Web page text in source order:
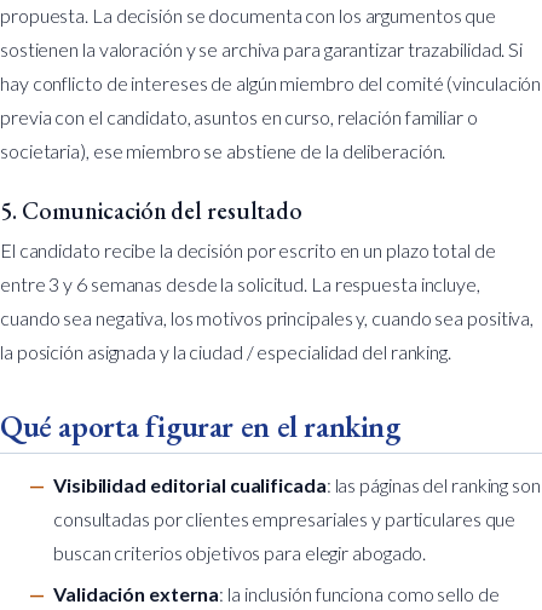
propuesta. La decisión se documenta con los argumentos que
sostienen la valoración y se archiva para garantizar trazabilidad. Si
hay conflicto de intereses de algún miembro del comité (vinculación
previa con el candidato, asuntos en curso, relación familiar o
societaria), ese miembro se abstiene de la deliberación.
5. Comunicación del resultado
El candidato recibe la decisión por escrito en un plazo total de
entre 3 y 6 semanas desde la solicitud. La respuesta incluye,
cuando sea negativa, los motivos principales y, cuando sea positiva,
la posición asignada y la ciudad / especialidad del ranking.
Qué aporta figurar en el ranking
Visibilidad editorial cualificada: las páginas del ranking son
consultadas por clientes empresariales y particulares que
buscan criterios objetivos para elegir abogado.
Validación externa: la inclusión funciona como sello de